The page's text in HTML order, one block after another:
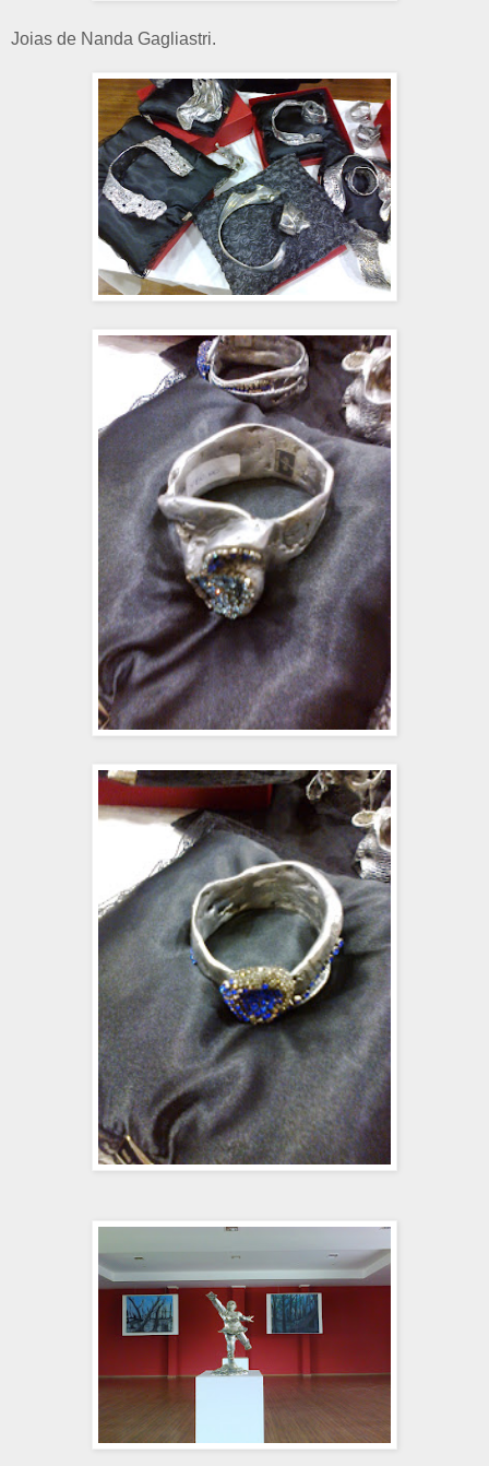
Joias de Nanda Gagliastri.